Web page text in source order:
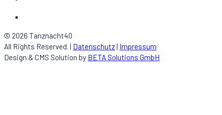
© 2026 Tanznacht40
All Rights Reserved. | Datenschutz Impressum
Design & CMS Solution by BETA Solutions GmbH